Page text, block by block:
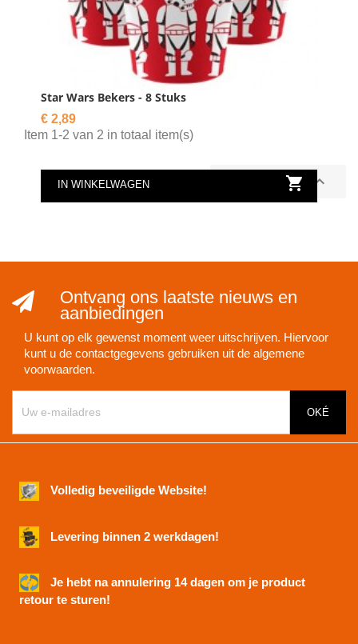
Star Wars Bekers - 8 Stuks
Prijs
€ 2,89
IN WINKELWAGEN 
Item 1-2 van 2 in totaal item(s)
Terug naar boven 
Ontvang ons laatste nieuws en
aanbiedingen
U kunt op elk gewenst moment weer uitschrijven. Hiervoor
kunt u de contactgegevens gebruiken uit de algemene
voorwaarden.
Volledig beveiligde Website!
Levering binnen 2 werkdagen!
Je hebt na annulering 14 dagen om je product
retour te sturen!